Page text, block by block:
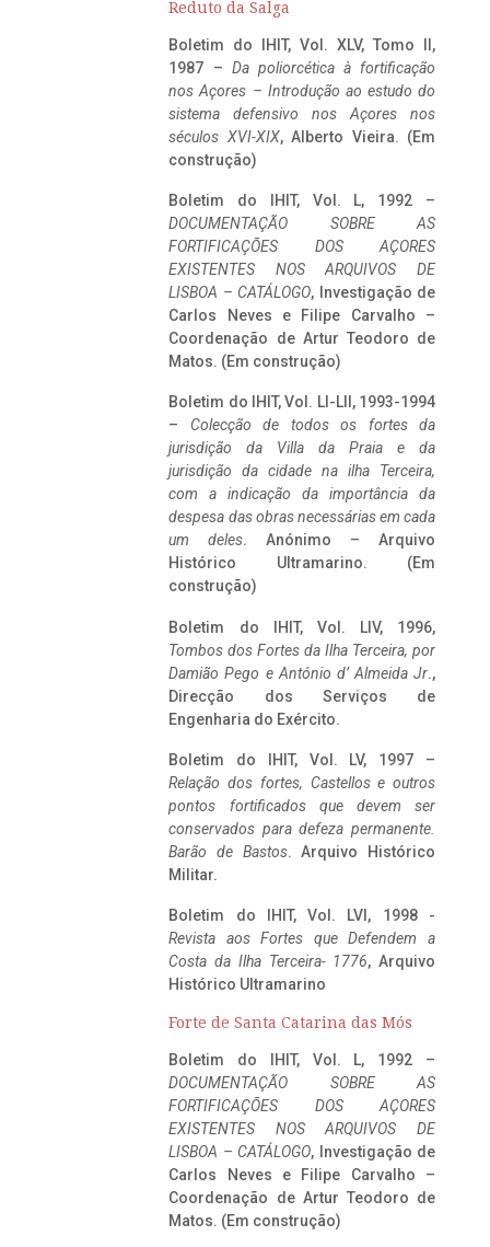
Reduto da Salga
Boletim do IHIT, Vol. XLV, Tomo II,
1987 – Da poliorcética à fortificação
nos Açores – Introdução ao estudo do
sistema defensivo nos Açores nos
séculos XVI-XIX, Alberto Vieira. (Em
construção)
Boletim do IHIT, Vol. L, 1992 –
DOCUMENTAÇÃO SOBRE AS
FORTIFICAÇÕES DOS AÇORES
EXISTENTES NOS ARQUIVOS DE
LISBOA – CATÁLOGO, Investigação de
Carlos Neves e Filipe Carvalho –
Coordenação de Artur Teodoro de
Matos. (Em construção)
Boletim do IHIT, Vol. LI-LII, 1993-1994
– Colecção de todos os fortes da
jurisdição da Villa da Praia e da
jurisdição da cidade na ilha Terceira,
com a indicação da importância da
despesa das obras necessárias em cada
um deles. Anónimo – Arquivo
Histórico Ultramarino. (Em
construção)
Boletim do IHIT, Vol. LIV, 1996,
Tombos dos Fortes da Ilha Terceira, por
Damião Pego e António d’ Almeida Jr.,
Direcção dos Serviços de
Engenharia do Exército.
Boletim do IHIT, Vol. LV, 1997 –
Relação dos fortes, Castellos e outros
pontos fortificados que devem ser
conservados para defeza permanente.
Barão de Bastos. Arquivo Histórico
Militar.
Boletim do IHIT, Vol. LVI, 1998 -
Revista aos Fortes que Defendem a
Costa da Ilha Terceira- 1776, Arquivo
Histórico Ultramarino
Forte de Santa Catarina das Mós
Boletim do IHIT, Vol. L, 1992 –
DOCUMENTAÇÃO SOBRE AS
FORTIFICAÇÕES DOS AÇORES
EXISTENTES NOS ARQUIVOS DE
LISBOA – CATÁLOGO, Investigação de
Carlos Neves e Filipe Carvalho –
Coordenação de Artur Teodoro de
Matos. (Em construção)